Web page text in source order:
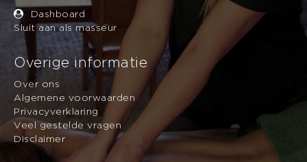
Dashboard
Sluit aan als masseur
Overige informatie
Over ons
Algemene voorwaarden
Privacyverklaring
Veel gestelde vragen
Disclaimer